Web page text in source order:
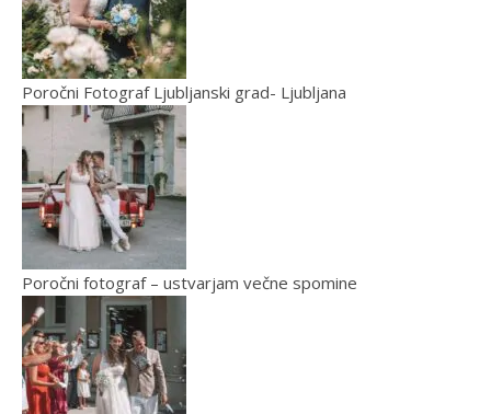
Poročni Fotograf Ljubljanski grad- Ljubljana
Poročni fotograf – ustvarjam večne spomine